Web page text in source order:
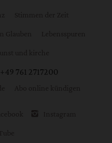
+49 761 2717200